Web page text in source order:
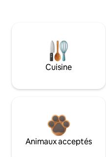
Cuisine
Animaux acceptés